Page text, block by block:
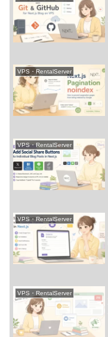
VPS・RentalServer
VPS・RentalServer
VPS・RentalServer
VPS・RentalServer